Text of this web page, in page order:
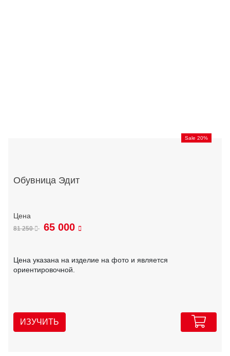
Sale 20%
Обувница Эдит
81 250 65 000
Цена указана на изделие на фото и является
ориентировочной.
ИЗУЧИТЬ